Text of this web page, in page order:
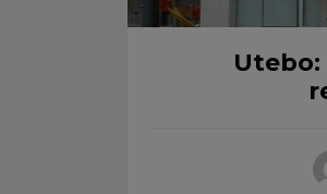
Utebo: